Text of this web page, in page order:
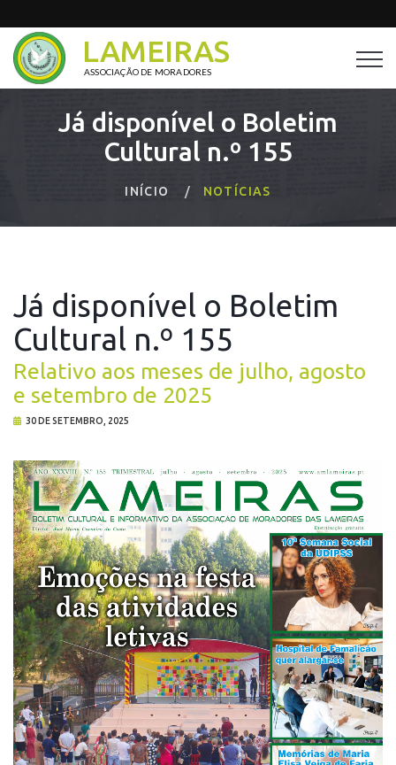
LAMEIRAS
ASSOCIAÇÃO DE MORADORES
Já disponível o Boletim
Cultural n.º 155
INÍCIO NOTÍCIAS
Já disponível o Boletim
Cultural n.º 155
Relativo aos meses de julho, agosto
e setembro de 2025
30 DE SETEMBRO, 2025